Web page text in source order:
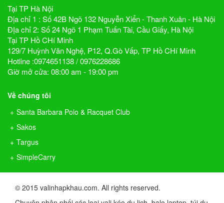
Tại TP Hà Nội
Địa chỉ 1 : Số 42B Ngõ 132 Nguyễn Xiển - Thanh Xuân - Hà Nội
ĐỊa chỉ 2: Số 24 Ngõ 1 Phạm Tuấn Tài, Cầu Giấy, Hà Nội
Tại TP Hồ CHí Minh
129/7 Huỳnh Văn Nghệ, P12, Q.Gò Vấp, TP Hồ CHí Minh
Hotline :0974651138 / 0976228686
Giờ mở cửa: 08:00 am - 19:00 pm
Về chúng tôi
Santa Barbara Polo & Racquet Club
Sakos
Targus
SimpleCarry
© 2015 valinhapkhau.com. All rights reserved.